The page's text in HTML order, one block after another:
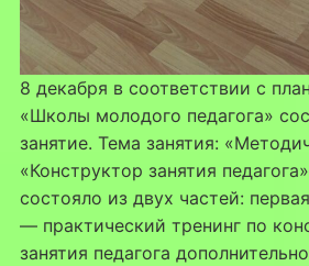
8 декабря в соответствии с
«Школы молодого педагога»
занятие. Тема занятия:
«Конструктор занятия
состояло из двух частей:
— практический тренинг по
занятия педагога